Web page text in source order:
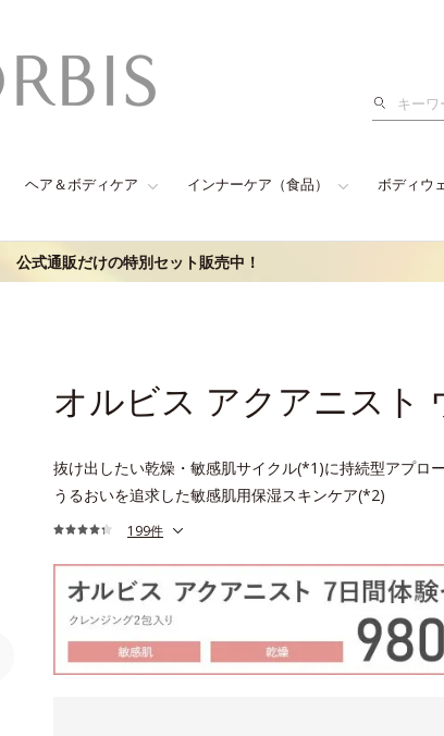
検
ヘア＆ボディケア インナーケア（食品） ボディウ
公式通販だけの特別セット販売中！
オルビス アクアニスト
抜け出したい乾燥・敏感肌サイクル(*1)に持続型アプロー
うるおいを追求した敏感肌用保湿スキンケア(*2)
199件